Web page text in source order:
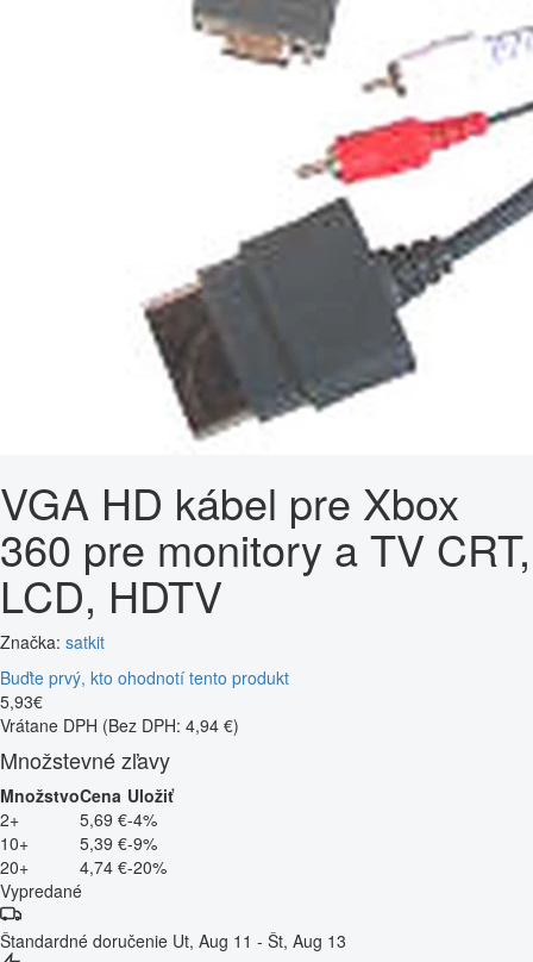
VGA HD kábel pre Xbox
360 pre monitory a TV CRT,
LCD, HDTV
Značka: satkit
Buďte prvý, kto ohodnotí tento produkt
5,93€
Vrátane DPH (Bez DPH: 4,94 €)
Množstevné zľavy
MnožstvoCena Uložiť
2+
5,69 €-4%
10+
5,39 €-9%
20+
4,74 €-20%
Vypredané
Štandardné doručenie Ut, Aug 11 - Št, Aug 13